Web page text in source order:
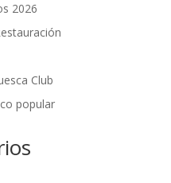
2026
Club
popular